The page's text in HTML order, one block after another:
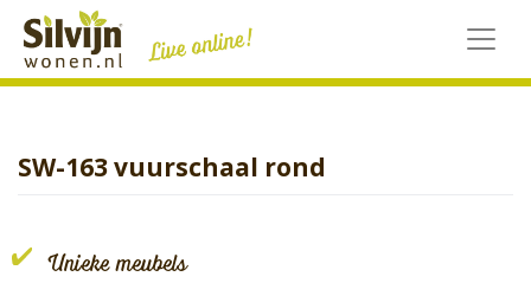
Skip
content
SW-163 vuurschaal rond
Unieke meubels